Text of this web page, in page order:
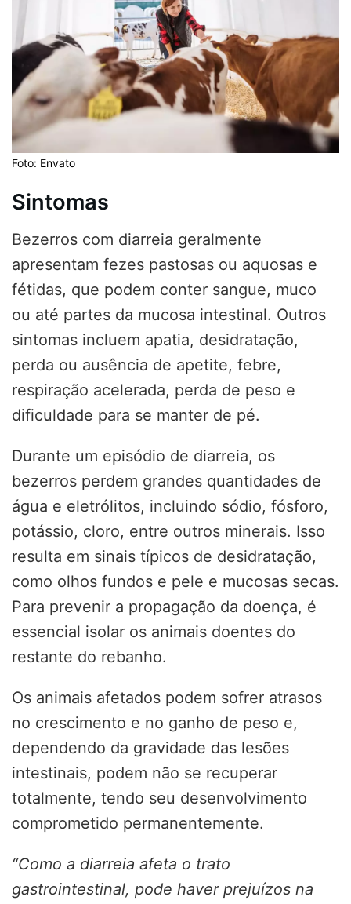
Foto: Envato
Sintomas
Bezerros com diarreia geralmente
apresentam fezes pastosas ou aquosas e
fétidas, que podem conter sangue, muco
ou até partes da mucosa intestinal. Outros
sintomas incluem apatia, desidratação,
perda ou ausência de apetite, febre,
respiração acelerada, perda de peso e
dificuldade para se manter de pé.
Durante um episódio de diarreia, os
bezerros perdem grandes quantidades de
água e eletrólitos, incluindo sódio, fósforo,
potássio, cloro, entre outros minerais. Isso
resulta em sinais típicos de desidratação,
como olhos fundos e pele e mucosas secas.
Para prevenir a propagação da doença, é
essencial isolar os animais doentes do
restante do rebanho.
Os animais afetados podem sofrer atrasos
no crescimento e no ganho de peso e,
dependendo da gravidade das lesões
intestinais, podem não se recuperar
totalmente, tendo seu desenvolvimento
comprometido permanentemente.
“Como a diarreia afeta o trato
gastrointestinal, pode haver prejuízos na